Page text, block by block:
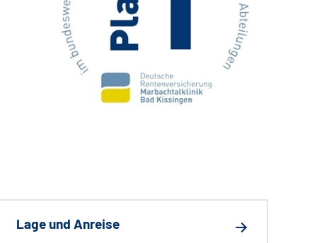
Lage und Anreise